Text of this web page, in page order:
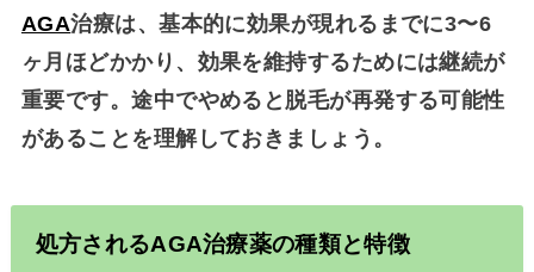
AGA治療は、基本的に効果が現れるまでに3〜6
ヶ月ほどかかり、効果を維持するためには継続が
重要です。途中でやめると脱毛が再発する可能性
があることを理解しておきましょう。
処方されるAGA治療薬の種類と特徴